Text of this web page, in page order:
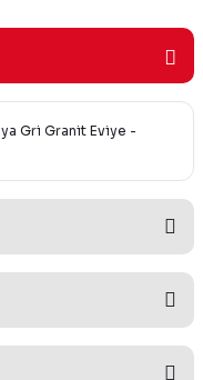
Gri Granit Eviye -